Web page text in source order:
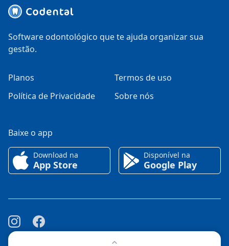
Software odontológico que te ajuda organizar sua
gestão.
Planos
Termos de uso
Política de Privacidade
Sobre nós
Baixe o app
Download na
App Store
Disponível na
Google Play